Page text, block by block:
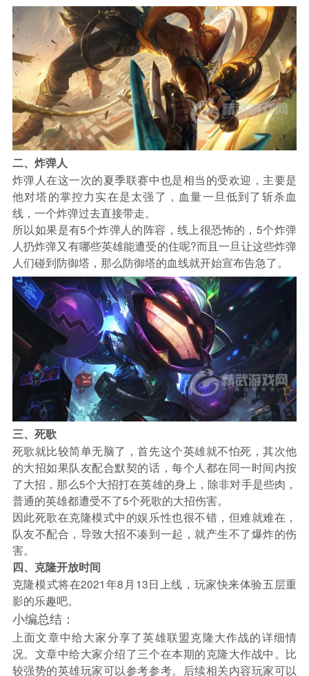
二、炸弹人
炸弹人在这一次的夏季联赛中也是相当的受欢迎，主要是
他对塔的掌控力实在是太强了，血量一旦低到了斩杀血
线，一个炸弹过去直接带走。
所以如果是有5个炸弹人的阵容，线上很恐怖的，5个炸弹
人扔炸弹又有哪些英雄能遭受的住呢?而且一旦让这些炸弹
人们碰到防御塔，那么防御塔的血线就开始宣布告急了。
三、死歌
死歌就比较简单无脑了，首先这个英雄就不怕死，其次他
的大招如果队友配合默契的话，每个人都在同一时间内按
了大招，那么5个大招打在英雄的身上，除非对手是些肉，
普通的英雄都遭受不了5个死歌的大招伤害。
因此死歌在克隆模式中的娱乐性也很不错，但难就难在，
队友不配合，导致大招不凑到一起，就产生不了爆炸的伤
害。
四、克隆开放时间
克隆模式将在2021年8月13日上线，玩家快来体验五层重
影的乐趣吧。
小编总结：
上面文章中给大家分享了英雄联盟克隆大作战的详细情
况。文章中给大家介绍了三个在本期的克隆大作战中。比
较强势的英雄玩家可以参考参考。后续相关内容玩家可以